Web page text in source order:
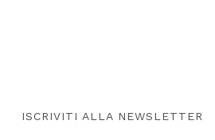
ISCRIVITI ALLA NEWSLETTER